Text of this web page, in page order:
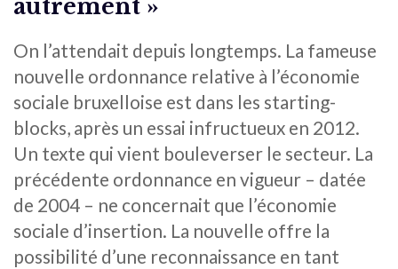
autrement »
On l’attendait depuis longtemps. La fameuse
nouvelle ordonnance relative à l’économie
sociale bruxelloise est dans les starting-
blocks, après un essai infructueux en 2012.
Un texte qui vient bouleverser le secteur. La
précédente ordonnance en vigueur – datée
de 2004 – ne concernait que l’économie
sociale d’insertion. La nouvelle offre la
possibilité d’une reconnaissance en tant